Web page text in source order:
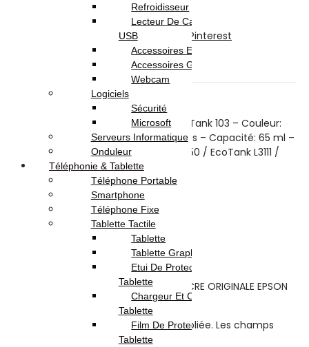
LinkedIn
Pinterest
Description
Description
Bouteille d’encre Originale Epson EcoTank 103 – Couleur:
Cyan – Nombre de pages: 7500 pages – Capacité: 65 ml –
Compatible avec: Epson EcoTank L3150 / EcoTank L3111 /
EcoTank L3110 / EcoTank L1110
Avis (0)
Reviews
There are no reviews yet.
Be the first to review “BOUTEILLE D’ENCRE ORIGINALE EPSON
ECOTANK 103 / CYAN”
Votre adresse e-mail ne sera pas publiée. Les champs
obligatoires sont indiqués avec
Refroidisseur
Lecteur De Cartes & Hub
USB
Accessoires Ecran
Accessoires Gaming
Webcam
Logiciels
Sécurité
Microsoft
Serveurs Informatique
Onduleur
Téléphonie & Tablette
Téléphone Portable
Smartphone
Téléphone Fixe
Tablette Tactile
Tablette
Tablette Graphique
Etui De Protection Pour
Tablette
Chargeur Et Cable Pour
Tablette
Film De Protection Pour
Tablette